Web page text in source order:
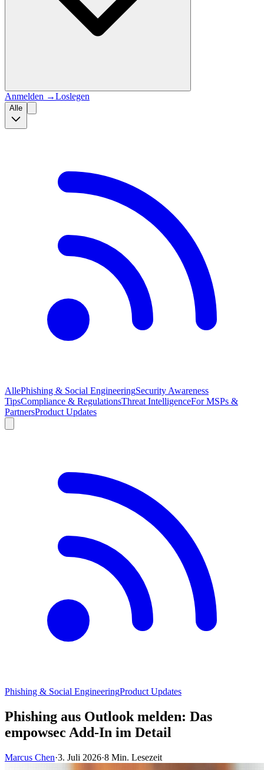
Anmelden →Loslegen
Alle
AllePhishing & Social EngineeringSecurity Awareness
TipsCompliance & RegulationsThreat IntelligenceFor MSPs &
PartnersProduct Updates
Phishing & Social EngineeringProduct Updates
Phishing aus Outlook melden: Das
empowsec Add-In im Detail
Marcus Chen·3. Juli 2026·8 Min. Lesezeit